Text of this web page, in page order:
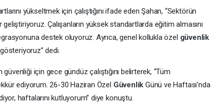
yükseltmek için çalıştığını ifade eden Şahan, “Sektörün
Çalışanların yüksek standartlarda eğitim almasını
destek oluyoruz. Ayrıca, genel kollukla özel güvenlik
dedi.
için gece gündüz çalıştığını belirterek, “Tüm
ediyorum. 26-30 Haziran Özel Güvenlik Günü ve Haftası’nda
haftalarını kutluyorum” diye konuştu.